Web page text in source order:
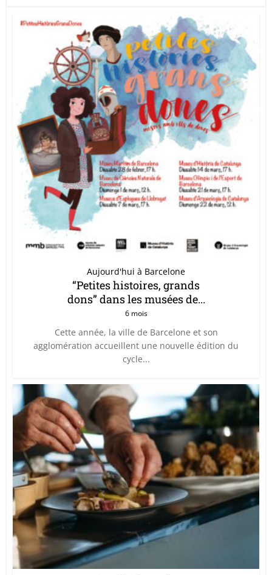
Aujourd'hui à Barcelone
“Petites histoires, grands
dons” dans les musées de...
6 mois
Cette année, la ville de Barcelone et son
agglomération accueillent une nouvelle édition du
cycle...